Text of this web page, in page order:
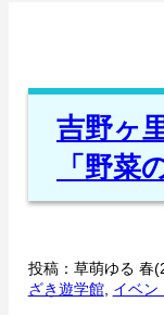
吉野ヶ
「野菜
投稿：草萌ゆる 春
ざき遊学館, イベン